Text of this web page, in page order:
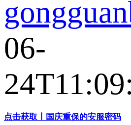
06-
点击获取丨国庆重保的安服密码